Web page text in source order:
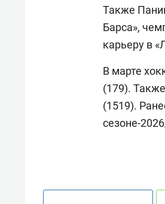
Также
Барса»,
карьеру в
В марте
(179).
(1519).
сезоне-